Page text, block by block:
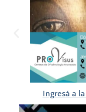
Ingresá a